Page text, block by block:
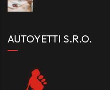
AUTOYETTI S.R.O.